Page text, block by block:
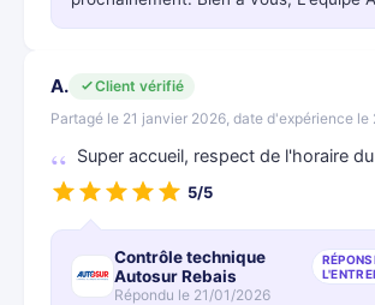
A.
Client vérifié
Partagé le 21 janvier 2026, date d'expérience le
Super accueil, respect de l'horaire
5/5
Contrôle technique
Autosur Rebais
Répondu le 21/01/2026